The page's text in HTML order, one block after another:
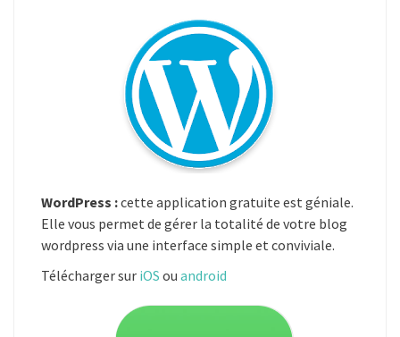
WordPress :cette application gratuite est géniale.
Elle vous permet de gérer la totalité de votre blog
wordpress via une interface simple et conviviale.
Télécharger sur iOS ou android